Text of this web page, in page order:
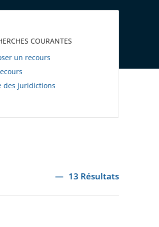
COURANTES
un recours
des juridictions
13 Résultats